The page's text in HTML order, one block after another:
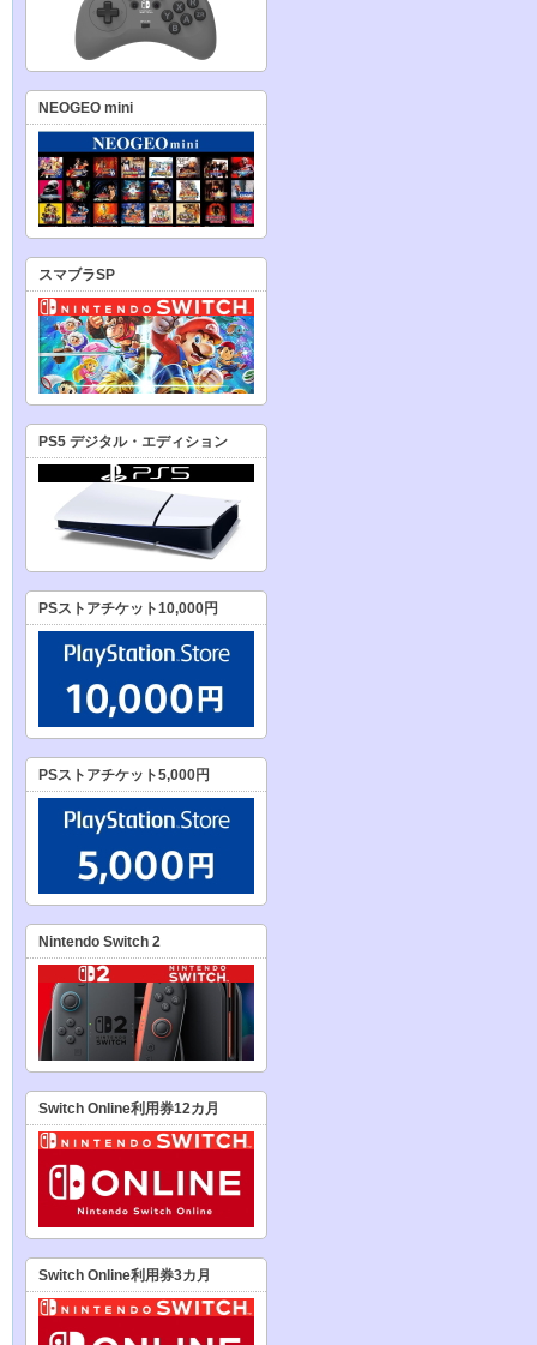
NEOGEO mini
スマブラSP
PS5 デジタル・エディション
PSストアチケット10,000円
PSストアチケット5,000円
Nintendo Switch 2
Switch Online利用券12カ月
Switch Online利用券3カ月